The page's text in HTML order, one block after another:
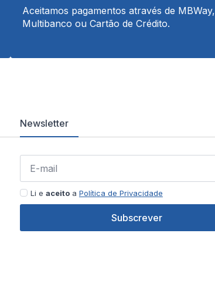
Aceitamos pagamentos através de MBWay,
Multibanco ou Cartão de Crédito.
Newsletter
Li e aceitoa Política de Privacidade
Subscrever